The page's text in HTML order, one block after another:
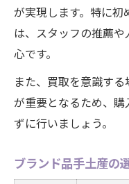
が実現します。特に
は、スタッフの推薦
心です。
また、買取を意識す
が重要となるため、
ずに行いましょう。
ブランド品手土産の